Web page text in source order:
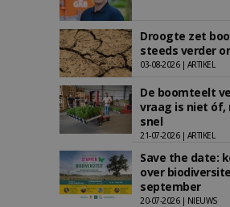
Droogte zet
steeds verder
03-08-2026 | ARTIKEL
De boomteelt
vraag is niet óf,
snel
21-07-2026 | ARTIKEL
Save the date:
over
september
20-07-2026 | NIEUWS